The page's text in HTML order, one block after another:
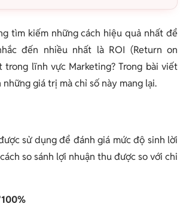
tìm kiếm những cách hiệu quả nhất để
đến nhiều nhất là ROI (Return on
lĩnh vực Marketing? Trong bài viết
giá trị mà chỉ số này mang lại.
sử dụng để đánh giá mức độ sinh lời
so sánh lợi nhuận thu được so với chi